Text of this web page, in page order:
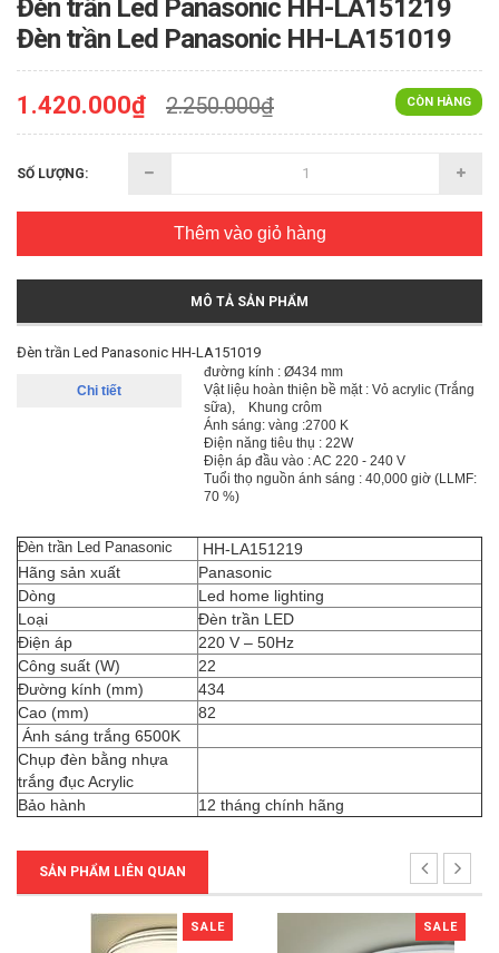
Đèn trần Led Panasonic HH-LA151219
Đèn trần Led Panasonic HH-LA151019
CÒN HÀNG
1.420.000₫ 2.250.000₫
SỐ LƯỢNG:
Thêm vào giỏ hàng
MÔ TẢ SẢN PHẨM
Đèn trần Led Panasonic HH-LA151019
đường kính : Ø434 mm
Vật liệu hoàn thiện bề mặt : Vỏ acrylic (Trắng
sữa), Khung crôm
Ánh sáng: vàng :2700 K
Điện năng tiêu thụ : 22W
Điện áp đầu vào : AC 220 - 240 V
Tuổi thọ nguồn ánh sáng : 40,000 giờ (LLMF:
70 %)
Đèn trần Led Panasonic
HH-LA151219
Hãng sản xuất
Panasonic
Dòng
Led home lighting
Loại
Đèn trần LED
Điện áp
220 V – 50Hz
Công suất (W)
22
Đường kính (mm)
434
Cao (mm)
82
Ánh sáng trắng 6500K
Chụp đèn bằng nhựa
trắng đục Acrylic
Bảo hành
12 tháng chính hãng
SẢN PHẨM LIÊN QUAN
SALE SALE